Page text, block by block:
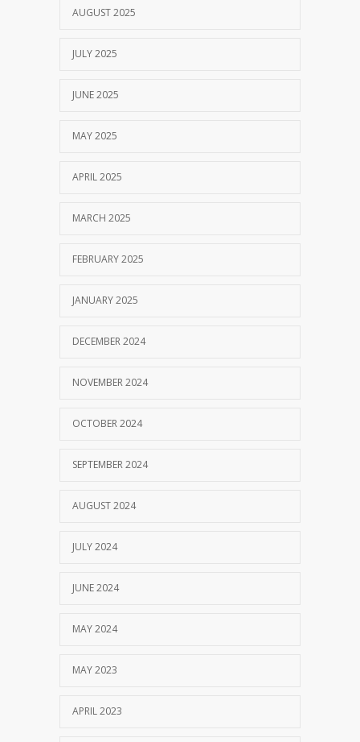
AUGUST 2025
JULY 2025
JUNE 2025
MAY 2025
APRIL 2025
MARCH 2025
FEBRUARY 2025
JANUARY 2025
DECEMBER 2024
NOVEMBER 2024
OCTOBER 2024
SEPTEMBER 2024
AUGUST 2024
JULY 2024
JUNE 2024
MAY 2024
MAY 2023
APRIL 2023